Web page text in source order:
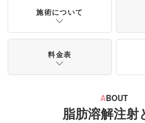
施術について
料金表
ABOUT
脂肪溶解注射